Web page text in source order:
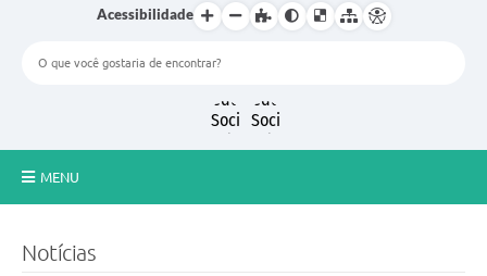
Acessibilidade
MENU
Notícias